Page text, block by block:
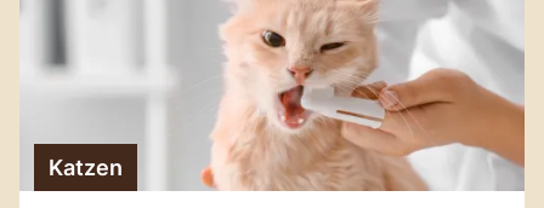
Katzen